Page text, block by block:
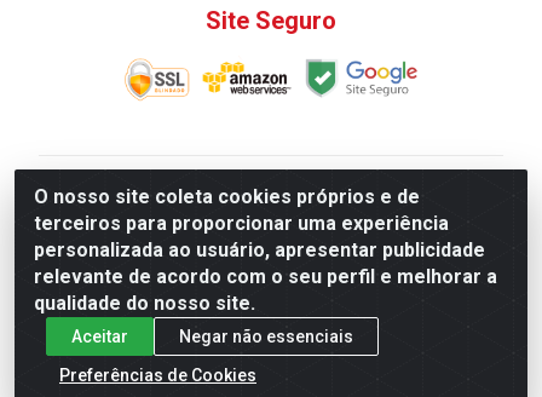
O nosso site coleta cookies próprios e de
terceiros para proporcionar uma experiência
personalizada ao usuário, apresentar publicidade
relevante de acordo com o seu perfil e melhorar a
qualidade do nosso site.
Aceitar
Negar não essenciais
Preferências de Cookies
Site Seguro
V. C. Ferragens LTDA - Rua do Matoso, 132 - Praça da
Bandeira, Rio de Janeiro/ RJ - CEP 20.270-135 - CNPJ
12.324.723/0001-25
Todas as regras de promoções, descontos, preços e
prazos de pagamento e entrega expostos aqui são
válidos apenas para compras via internet. Preços e
estoque sujeito a alterações sem aviso prévio.